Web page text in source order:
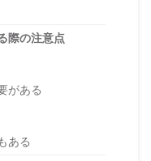
際の注意点
がある
ある